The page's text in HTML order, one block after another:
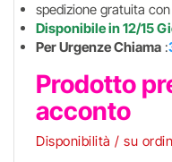
spedizione gratuita
Disponibile in 12/15
Per Urgenze Chiama :
Prodotto
acconto
Disponibilità / su